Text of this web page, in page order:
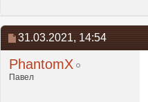
31.03.2021, 14:54
PhantomX
Павел